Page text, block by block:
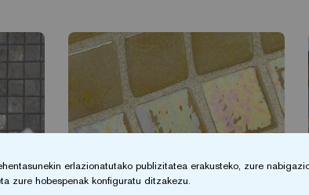
erlazionatutako publizitatea erakusteko, zure
zure hobespenak konfiguratu ditzakezu.